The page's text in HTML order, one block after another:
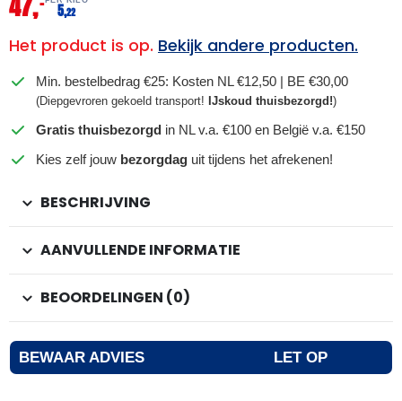
5,22
Het product is op. Bekijk andere producten.
Min. bestelbedrag €25: Kosten NL €12,50 | BE €30,00
(Diepgevroren gekoeld transport! IJskoud thuisbezorgd!)
Gratis thuisbezorgd in NL v.a. €100 en België v.a. €150
Kies zelf jouw bezorgdag uit tijdens het afrekenen!
BESCHRIJVING
AANVULLENDE INFORMATIE
BEOORDELINGEN (0)
BEWAAR ADVIES LET OP